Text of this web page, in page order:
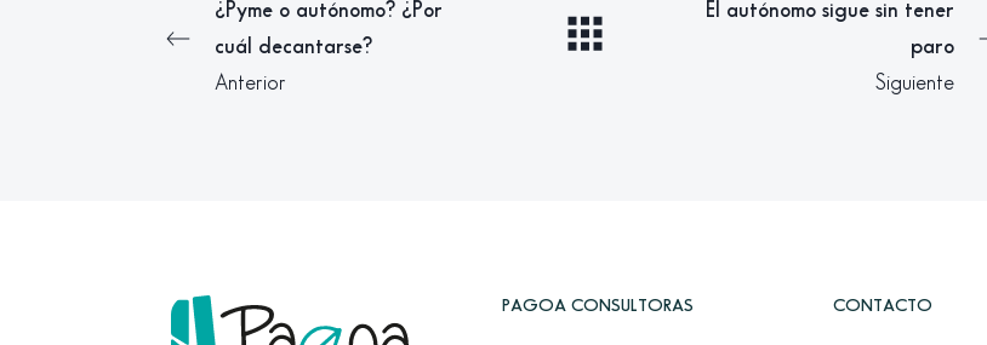
¿Pyme o autónomo? ¿Por
cuál decantarse?
Anterior
El autónomo sigue sin tener
paro
Siguiente
PAGOA CONSULTORAS CONTACTO